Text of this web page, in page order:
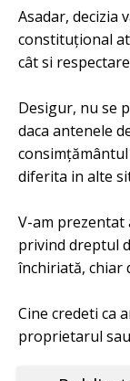
Asadar, decizia
constituțional
cât si
Desigur, nu se
daca antenele
diferita in alte
V-am prezentat
privind dreptul
închiriată, chiar
Cine credeti ca
proprietarul